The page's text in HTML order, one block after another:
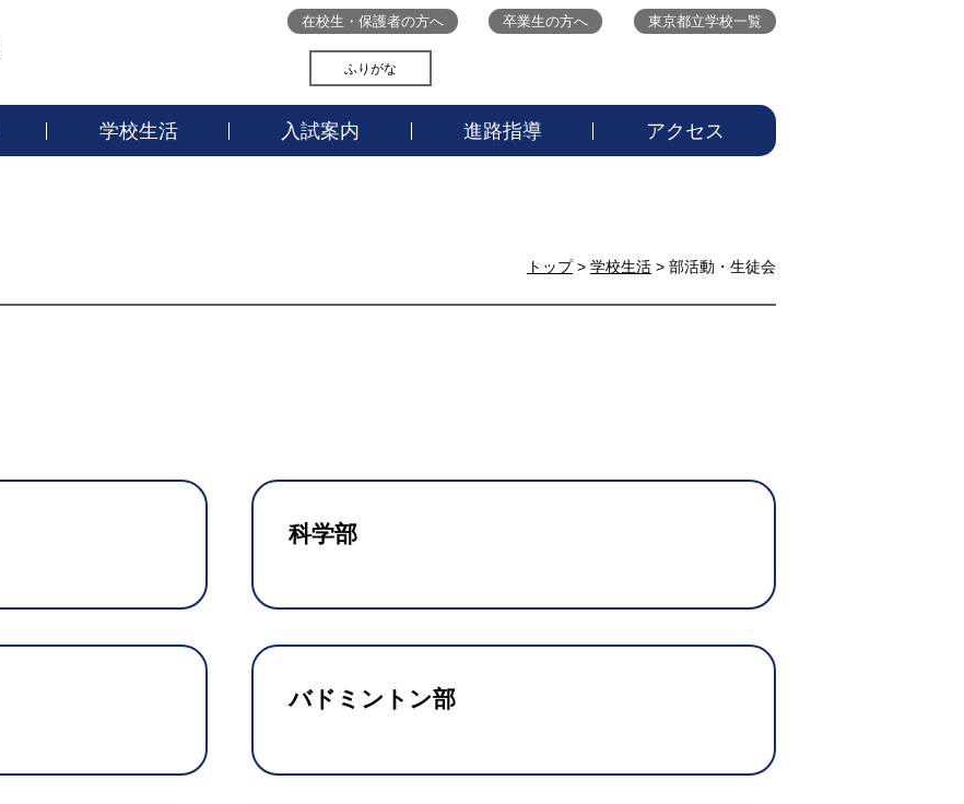
ふりがな
学校生活 入試案内 進路指導 アクセス
在校生・保護者の方へ 卒業生の方へ 東京都立学校一覧
トップ> 学校生活 > 部活動・生徒会
科学部
バドミントン部